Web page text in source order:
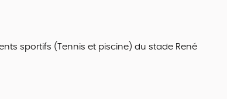
sportifs (Tennis et piscine) du stade René